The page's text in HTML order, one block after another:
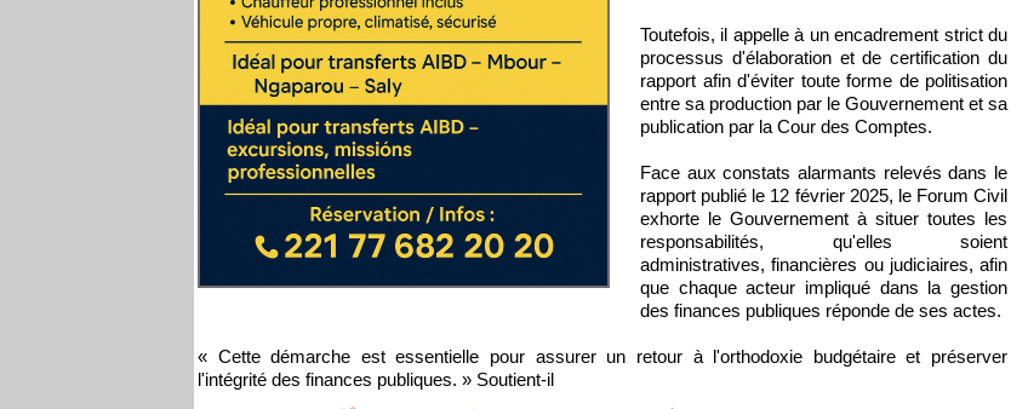
Toutefois, il appelle à un encadrement strict du
processus d'élaboration et de certification du
rapport afin d'éviter toute forme de politisation
entre sa production par le Gouvernement et sa
publication par la Cour des Comptes.
Face aux constats alarmants relevés dans le
rapport publié le 12 février 2025, le Forum Civil
exhorte le Gouvernement à situer toutes les
responsabilités, qu'elles soient
administratives, financières ou judiciaires, afin
que chaque acteur impliqué dans la gestion
des finances publiques réponde de ses actes.
« Cette démarche est essentielle pour assurer un retour à l'orthodoxie budgétaire et préserver
l'intégrité des finances publiques. » Soutient-il